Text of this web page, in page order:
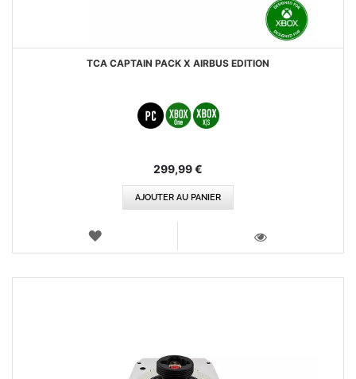
TCA CAPTAIN PACK X AIRBUS EDITION
299,99 €
AJOUTER AU PANIER
AJOUTER